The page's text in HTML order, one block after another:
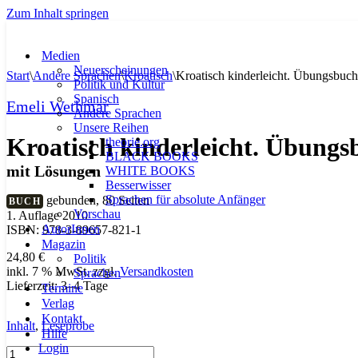
Zum Inhalt springen
Medien
Neuerscheinungen
Politik und Kultur
Spanisch
Andere Sprachen
Unsere Reihen
theorie.org
BLACK BOOKS
WHITE BOOKS
Besserwisser
Sprachen für absolute Anfänger
Vorschau
AutorInnen
Magazin
Politik
Sprachen
Termine
Verlag
Kontakt
Hilfe
Login
Start\Andere Sprachen\Kroatisch\Kroatisch kinderleicht. Übungsbuch
Emeli Wethmar
Kroatisch kinderleicht.
mit Lösungen
BUCH gebunden, 80 Seiten
1. Auflage 2010
ISBN: 978-3-89657-821-1
24,80 €
inkl. 7 % MwSt. zzgl.Versandkosten
Lieferzeit:3–4 Tage
Inhalt, Leseprobe
Kroatisch